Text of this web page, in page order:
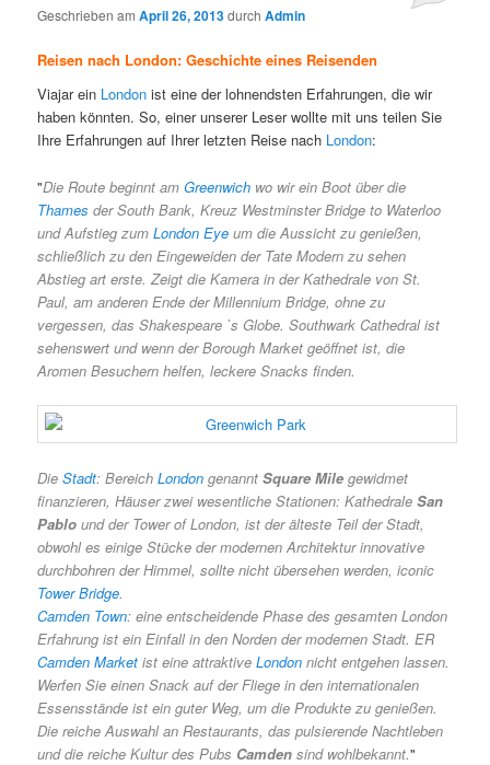
Geschrieben amApril 26, 2013durchAdmin
Reisen nach London: Geschichte eines Reisenden
Viajar ein Londonist eine der lohnendsten Erfahrungen, die wir
haben könnten. So, einer unserer Leser wollte mit uns teilen Sie
Ihre Erfahrungen auf Ihrer letzten Reise nach London:
"Die Route beginnt amGreenwich wo wir ein Boot über die
Thamesder South Bank, Kreuz Westminster Bridge to Waterloo
und Aufstieg zumLondon Eye um die Aussicht zu genießen,
schließlich zu den Eingeweiden der Tate Modern zu sehen
Abstieg art erste. Zeigt die Kamera in der Kathedrale von St.
Paul, am anderen Ende der Millennium Bridge, ohne zu
vergessen, das Shakespeare `s Globe. Southwark Cathedral ist
sehenswert und wenn der Borough Market geöffnet ist, die
Aromen Besuchern helfen, leckere Snacks finden.
DieStadt: BereichLondongenanntSquare Mile gewidmet
finanzieren, Häuser zwei wesentliche Stationen: KathedraleSan
Pablo und der Tower of London, ist der älteste Teil der Stadt,
obwohl es einige Stücke der modernen Architektur innovative
durchbohren der Himmel, sollte nicht übersehen werden, iconic
Tower Bridge.
Camden Town: eine entscheidende Phase des gesamten London
Erfahrung ist ein Einfall in den Norden der modernen Stadt. ER
Camden Market ist eine attraktiveLondonnicht entgehen lassen.
Werfen Sie einen Snack auf der Fliege in den internationalen
Essensstände ist ein guter Weg, um die Produkte zu genießen.
Die reiche Auswahl an Restaurants, das pulsierende Nachtleben
und die reiche Kultur des Pubs Camden sind wohlbekannt."